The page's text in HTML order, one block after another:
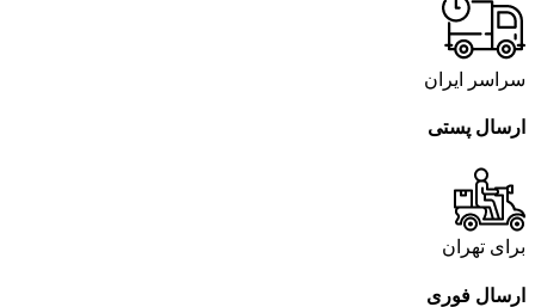
سراسر ایران
ارسال پستی
برای تهران
ارسال فوری